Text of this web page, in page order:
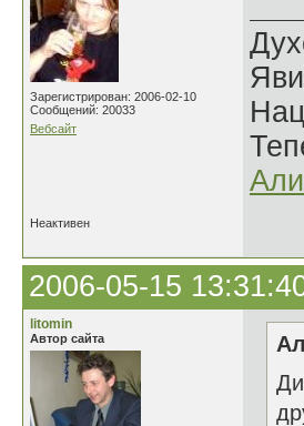
Зарегистрирован: 2006-02-10
Сообщений: 20033
Вебсайт
Неактивен
2006-05-15
litomin
Автор сайта